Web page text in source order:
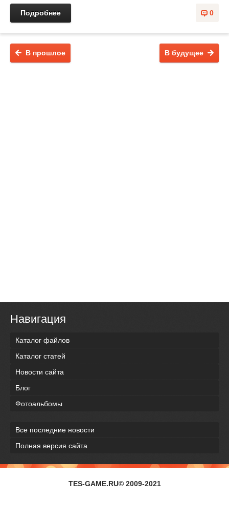
0
Подробнее
В будущее
В прошлое
Навигация
Каталог файлов
Каталог статей
Новости сайта
Блог
Фотоальбомы
Все последние новости
Полная версия сайта
TES-GAME.RU© 2009-2021